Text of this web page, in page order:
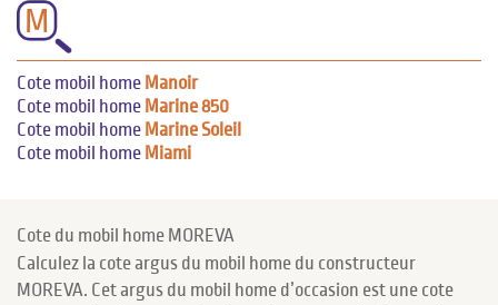
M
Cote mobil home Manoir
Cote mobil home Marine 850
Cote mobil home Marine Soleil
Cote mobil home Miami
Cote du mobil home MOREVA
Calculez la cote argus du mobil home du constructeur
MOREVA. Cet argus du mobil home d’occasion est une cote